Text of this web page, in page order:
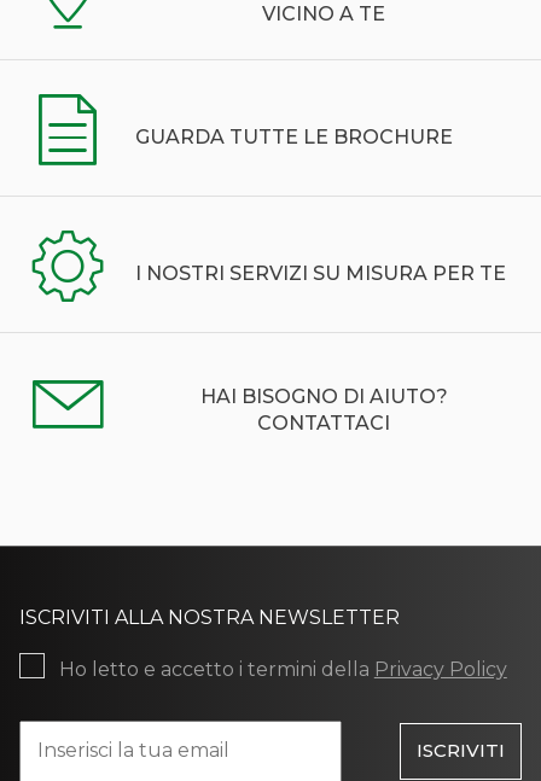
VICINO A TE
GUARDA TUTTE LE BROCHURE
I NOSTRI SERVIZI SU MISURA PER TE
HAI BISOGNO DI AIUTO?
CONTATTACI
ISCRIVITI ALLA NOSTRA NEWSLETTER
Ho letto e accetto i termini della Privacy Policy
ISCRIVITI